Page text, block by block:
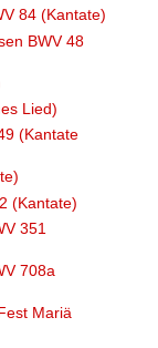
84 (Kantate)
BWV 48
Lied)
(Kantate
(Kantate)
351
708a
Mariä